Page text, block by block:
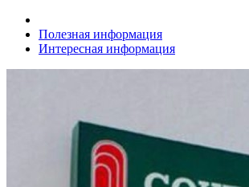
Полезная информация
Интересная информация